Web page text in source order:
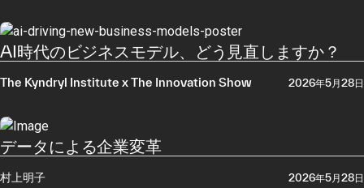
AI時代のビジネスモデル、どう見直しますか？
The Kyndryl Institute x The Innovation Show 2026年5月28日
データによる企業変革
村上明子 2026年5月28日